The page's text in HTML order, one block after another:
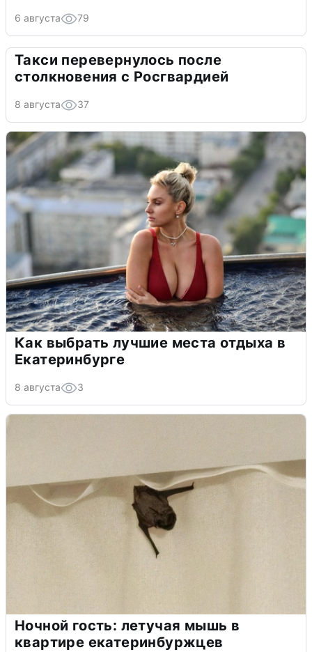
6 августа 79
Такси перевернулось после
столкновения с Росгвардией
8 августа 37
Как выбрать лучшие места отдыха в
Екатеринбурге
8 августа 3
Ночной гость: летучая мышь в
квартире екатеринбуржцев